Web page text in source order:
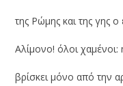
της Ρώμης και της γης ο
Αλίμονο! όλοι
βρίσκει μόνο από την